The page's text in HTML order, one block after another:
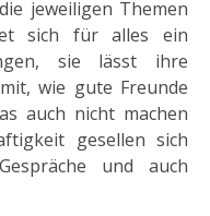
jeweiligen Themen
sich für alles ein
sie lässt ihre
wie gute Freunde
auch nicht machen
gesellen sich
und auch